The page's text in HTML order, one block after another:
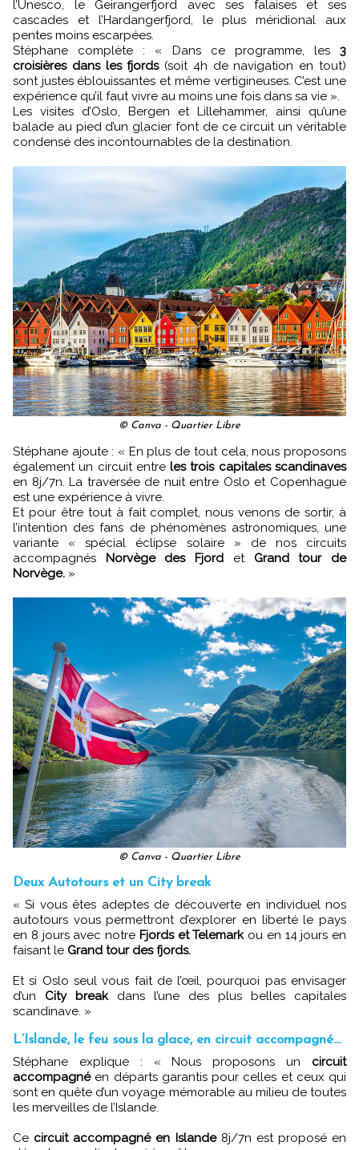
l’Unesco, le Geirangerfjord avec ses falaises et ses
cascades et l’Hardangerfjord, le plus méridional aux
pentes moins escarpées.
Stéphane complète : « Dans ce programme, les 3
croisières dans les fjords(soit 4h de navigation en tout)
sont justes éblouissantes et même vertigineuses. C’est une
expérience qu’il faut vivre au moins une fois dans sa vie ».
Les visites d’Oslo, Bergen et Lillehammer, ainsi qu’une
balade au pied d’un glacier font de ce circuit un véritable
condensé des incontournables de la destination.
© Canva - Quartier Libre
Stéphane ajoute : « En plus de tout cela, nous proposons
également un circuit entre les trois capitales scandinaves
en 8j/7n. La traversée de nuit entre Oslo et Copenhague
est une expérience à vivre.
Et pour être tout à fait complet, nous venons de sortir, à
l’intention des fans de phénomènes astronomiques, une
variante « spécial éclipse solaire » de nos circuits
accompagnés Norvège des Fjord et Grand tour de
Norvège. »
© Canva - Quartier Libre
Deux Autotours et un City break
« Si vous êtes adeptes de découverte en individuel nos
autotours vous permettront d’explorer en liberté le pays
en 8 jours avec notre
Fjords et Telemarkou en 14 jours en
faisant le Grand tour des fjords.
Et si Oslo seul vous fait de l’œil, pourquoi pas envisager
d’un City breakdans l’une des plus belles capitales
scandinave. »
L’Islande, le feu sous la glace, en circuit accompagné…
Stéphane explique : « Nous proposons un circuit
accompagnéen départs garantis pour celles et ceux qui
sont en quête d’un voyage mémorable au milieu de toutes
les merveilles de l’Islande.
Ce circuit accompagné en Islande8j/7n est proposé en